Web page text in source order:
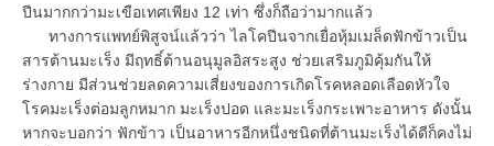
ปีนมากกว่ามะเขือเทศเพียง 12 เท่า ซึ่งก็ถือว่ามากแล้ว
ทางการแพทย์พิสูจน์แล้วว่า ไลโคปีนจากเยื่อหุ้มเมล็ดฟักข้าวเป็น
สารต้านมะเร็ง มีฤทธิ์ต้านอนุมูลอิสระสูง ช่วยเสริมภูมิคุ้มกันให้
ร่างกาย มีส่วนช่วยลดความเสี่ยงของการเกิดโรคหลอดเลือดหัวใจ
โรคมะเร็งต่อมลูกหมาก มะเร็งปอด และมะเร็งกระเพาะอาหาร ดังนั้น
หากจะบอกว่า ฟักข้าว เป็นอาหารอีกหนึ่งชนิดที่ต้านมะเร็งได้ดีก็คงไม่